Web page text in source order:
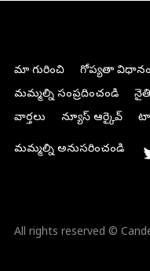
మా గురించి గోప్యతా విధానం
మమ్మల్ని సంప్రదించండి
వార్తలు
న్యూస్ ఆర్కైవ్
మమ్మల్ని అనుసరించండి
All rights reserved ©